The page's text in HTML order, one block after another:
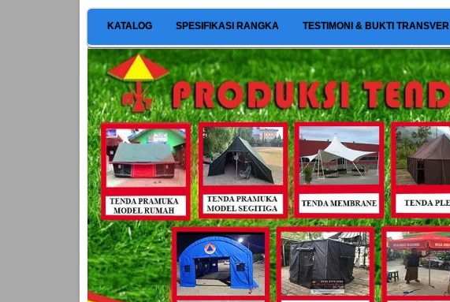
KATALOG SPESIFIKASI RANGKA TESTIMONI & BUKTI TRANSVER